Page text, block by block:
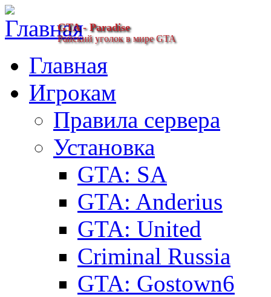
GTA - Paradise
Райский уголок в мире GTA
Главная
Игрокам
Правила сервера
Установка
GTA: SA
GTA: Anderius
GTA: United
Criminal Russia
GTA: Gostown6